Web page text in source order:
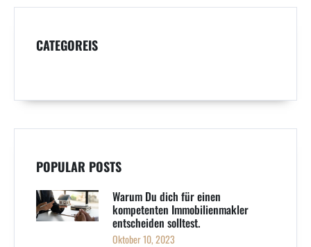
CATEGOREIS
POPULAR POSTS
Warum Du dich für einen
kompetenten Immobilienmakler
entscheiden solltest.
Oktober 10, 2023